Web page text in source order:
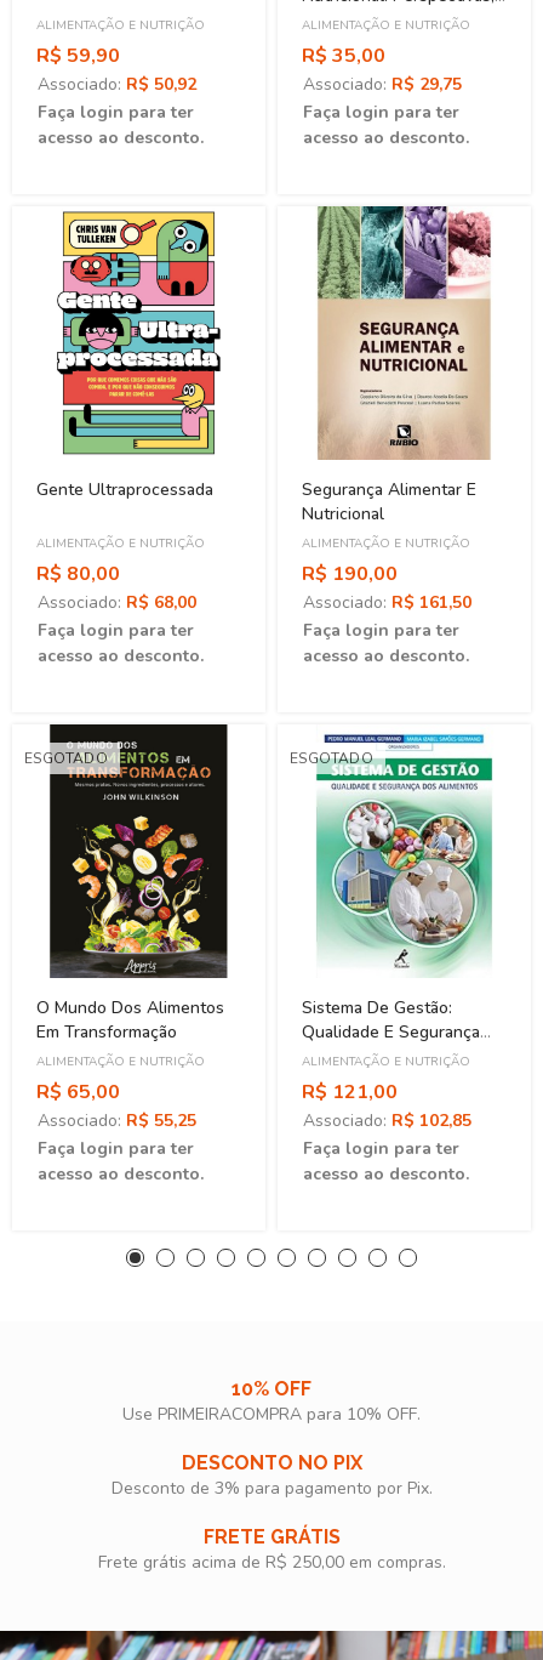
ALIMENTAÇÃO E NUTRIÇÃO
R$ 59,90
Associado: R$ 50,92
Faça login para ter
acesso ao desconto.
Gente Ultraprocessada
ALIMENTAÇÃO E NUTRIÇÃO
R$ 80,00
Associado: R$ 68,00
Faça login para ter
acesso ao desconto.
ESGOTADO
O Mundo Dos Alimentos
Em Transformação
ALIMENTAÇÃO E NUTRIÇÃO
R$ 65,00
Associado: R$ 55,25
Faça login para ter
acesso ao desconto.
Aprendizados E Desafios
Para As Políticas Públicas
ALIMENTAÇÃO E NUTRIÇÃO
R$ 35,00
Associado: R$ 29,75
Faça login para ter
acesso ao desconto.
Segurança Alimentar E
Nutricional
ALIMENTAÇÃO E NUTRIÇÃO
R$ 190,00
Associado: R$ 161,50
Faça login para ter
acesso ao desconto.
ESGOTADO
Sistema De Gestão:
Qualidade E Segurança
Dos Alimentos - 1ª Edição
ALIMENTAÇÃO E NUTRIÇÃO
R$ 121,00
Associado: R$ 102,85
Faça login para ter
acesso ao desconto.
10% OFF
Use PRIMEIRACOMPRA para 10% OFF.​
DESCONTO NO PIX
Desconto de 3% para pagamento por Pix.
FRETE GRÁTIS
Frete grátis acima de R$ 250,00 em compras.